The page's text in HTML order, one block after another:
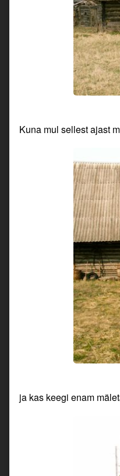
Kuna mul sellest ajast
ja kas keegi enam